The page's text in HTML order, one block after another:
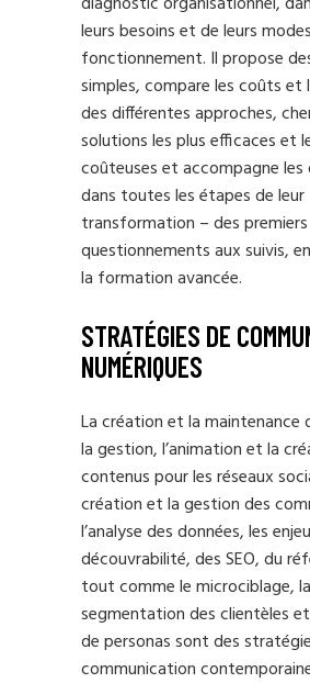
leurs besoins et de leurs
fonctionnement. Il propose
simples, compare les coûts et
des différentes approches,
solutions les plus efficaces et
coûteuses et accompagne les
dans toutes les étapes de leur
transformation – des premiers
questionnements aux suivis,
la formation avancée.
STRATÉGIES DE
NUMÉRIQUES
La création et la maintenance
la gestion, l’animation et la
contenus pour les réseaux
création et la gestion des
l’analyse des données, les
découvrabilité, des SEO, du
tout comme le microciblage, la
segmentation des clientèles
de personas sont des
communication